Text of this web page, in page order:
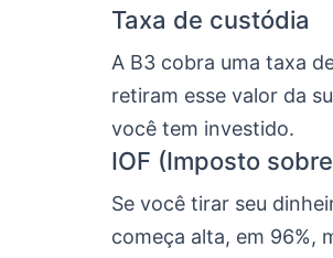
Taxa de custódia
A B3 cobra uma taxa
retiram esse valor da
você tem investido.
IOF (Imposto
Se você tirar seu
começa alta, em 96%,